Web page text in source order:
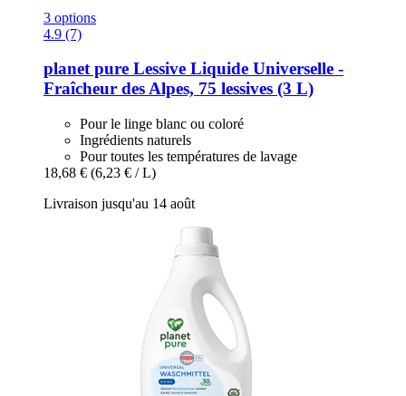
3 options
4.9 (7)
planet pure Lessive Liquide Universelle -​
Fraîcheur des Alpes, 75 lessives (3 L)
Pour le linge blanc ou coloré
Ingrédients naturels
Pour toutes les températures de lavage
18,68 € (6,23 € / L)
Livraison jusqu'au 14 août